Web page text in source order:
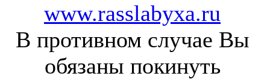
www.rasslabyxa.ru
В противном случае Вы
обязаны покинуть